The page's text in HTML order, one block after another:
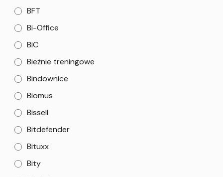
BFT
Bi-Office
BiC
Bieżnie treningowe
Bindownice
Biomus
Bissell
Bitdefender
Bituxx
Bity